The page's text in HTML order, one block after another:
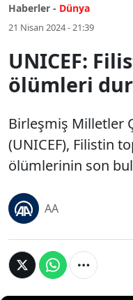
Haberler - Dünya
21 Nisan 2024 - 21:39
UNICEF:
ölümleri
Birleşmiş Milletler
(UNICEF), Filistin
ölümlerinin son
AA